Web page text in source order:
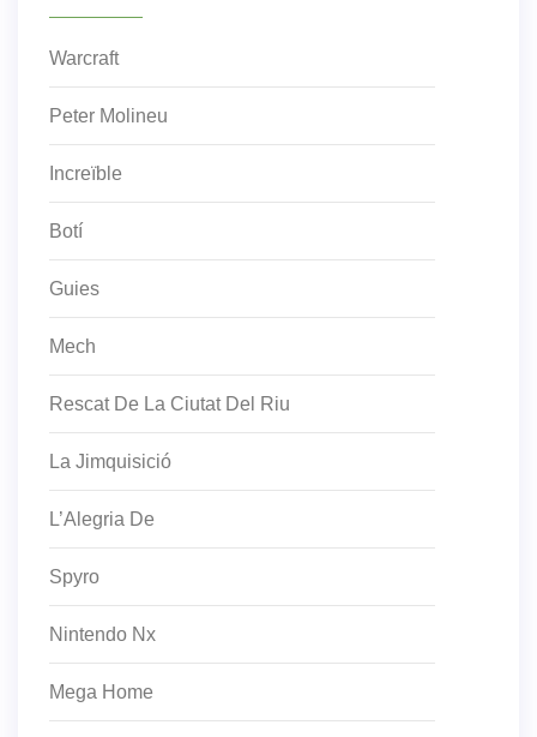
Warcraft
Peter Molineu
Increïble
Botí
Guies
Mech
Rescat De La Ciutat Del Riu
La Jimquisició
L’Alegria De
Spyro
Nintendo Nx
Mega Home